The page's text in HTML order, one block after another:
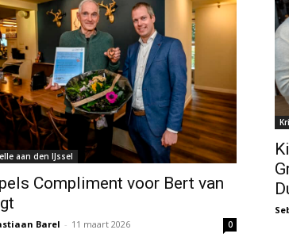
aan den IJssel
Compliment voor Bert van
Barel - 11 maart 2026 0